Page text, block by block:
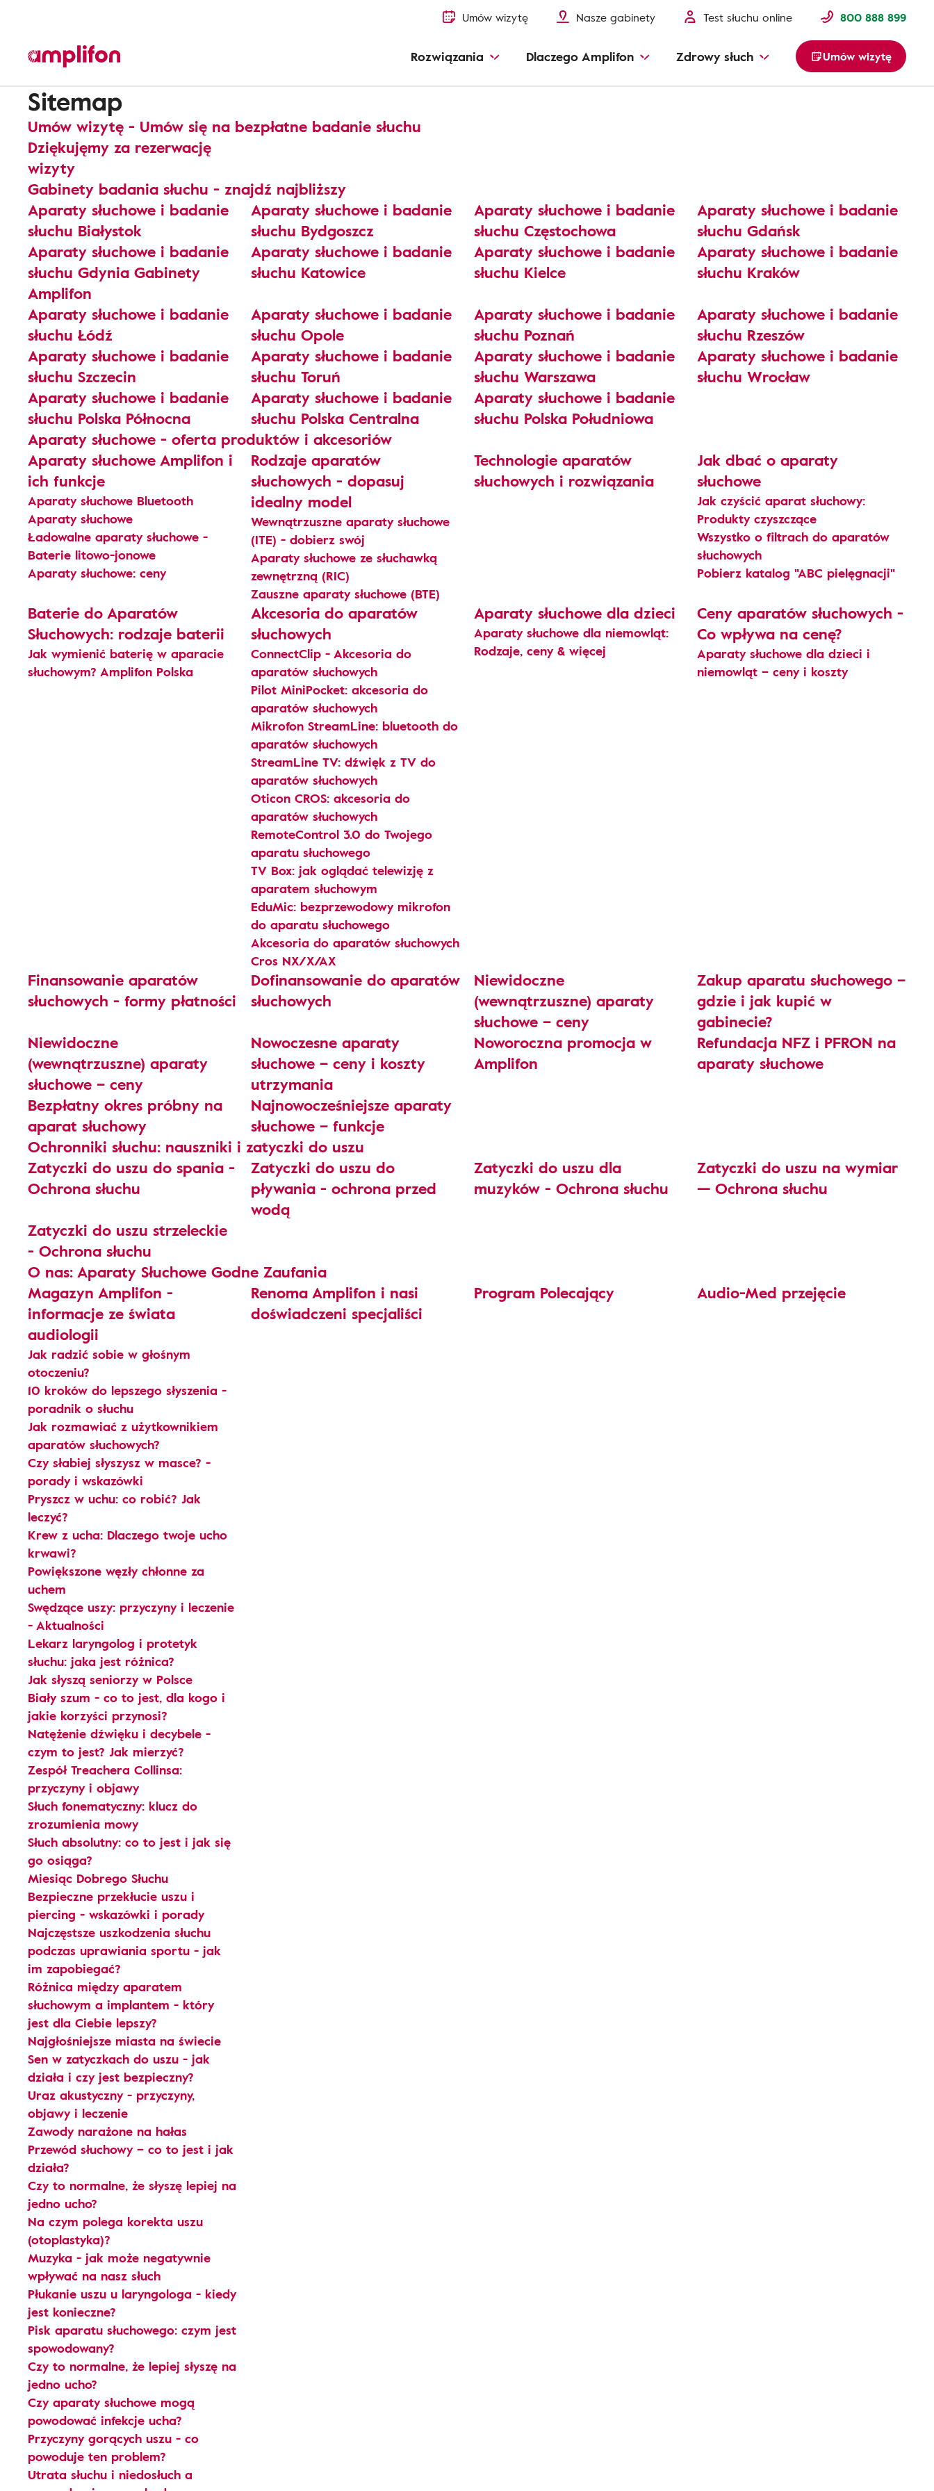
Umów wizytę Nasze gabinety Test słuchu online 800 888 899
Rozwiązania Dlaczego Amplifon Zdrowy słuch Umów wizytę
Sitemap
Umów wizytę - Umów się na bezpłatne badanie słuchu
Dziękujęmy za rezerwację
wizyty
Gabinety badania słuchu - znajdź najbliższy
Aparaty słuchowe i badanie
słuchu Białystok
Aparaty słuchowe i badanie
słuchu Bydgoszcz
Aparaty słuchowe i badanie
słuchu Częstochowa
Aparaty słuchowe i badanie
słuchu Gdańsk
Aparaty słuchowe i badanie
słuchu Gdynia Gabinety
Amplifon
Aparaty słuchowe i badanie
słuchu Katowice
Aparaty słuchowe i badanie
słuchu Kielce
Aparaty słuchowe i badanie
słuchu Kraków
Aparaty słuchowe i badanie
słuchu Łódź
Aparaty słuchowe i badanie
słuchu Opole
Aparaty słuchowe i badanie
słuchu Poznań
Aparaty słuchowe i badanie
słuchu Rzeszów
Aparaty słuchowe i badanie
słuchu Szczecin
Aparaty słuchowe i badanie
słuchu Toruń
Aparaty słuchowe i badanie
słuchu Warszawa
Aparaty słuchowe i badanie
słuchu Wrocław
Aparaty słuchowe i badanie
słuchu Polska Północna
Aparaty słuchowe i badanie
słuchu Polska Centralna
Aparaty słuchowe i badanie
słuchu Polska Południowa
Aparaty słuchowe - oferta produktów i akcesoriów
Aparaty słuchowe Amplifon i
ich funkcje
Aparaty słuchowe Bluetooth
Aparaty słuchowe
Ładowalne aparaty słuchowe -
Baterie litowo-jonowe
Aparaty słuchowe: ceny
Rodzaje aparatów
słuchowych - dopasuj
idealny model
Wewnątrzuszne aparaty słuchowe
(ITE) - dobierz swój
Aparaty słuchowe ze słuchawką
zewnętrzną (RIC)
Zauszne aparaty słuchowe (BTE)
Technologie aparatów
słuchowych i rozwiązania
Jak dbać o aparaty
słuchowe
Jak czyścić aparat słuchowy:
Produkty czyszczące
Wszystko o filtrach do aparatów
słuchowych
Pobierz katalog "ABC pielęgnacji"
Baterie do Aparatów
Słuchowych: rodzaje baterii
Jak wymienić baterię w aparacie
słuchowym? Amplifon Polska
Akcesoria do aparatów
słuchowych
ConnectClip - Akcesoria do
aparatów słuchowych
Pilot MiniPocket: akcesoria do
aparatów słuchowych
Mikrofon StreamLine: bluetooth do
aparatów słuchowych
StreamLine TV: dźwięk z TV do
aparatów słuchowych
Oticon CROS: akcesoria do
aparatów słuchowych
RemoteControl 3.0 do Twojego
aparatu słuchowego
TV Box: jak oglądać telewizję z
aparatem słuchowym
EduMic: bezprzewodowy mikrofon
do aparatu słuchowego
Akcesoria do aparatów słuchowych
Cros NX/X/AX
Aparaty słuchowe dla dzieci
Aparaty słuchowe dla niemowląt:
Rodzaje, ceny & więcej
Ceny aparatów słuchowych -
Co wpływa na cenę?
Aparaty słuchowe dla dzieci i
niemowląt – ceny i koszty
Finansowanie aparatów
słuchowych - formy płatności
Dofinansowanie do aparatów
słuchowych
Niewidoczne
(wewnątrzuszne) aparaty
słuchowe – ceny
Zakup aparatu słuchowego –
gdzie i jak kupić w
gabinecie?
Niewidoczne
(wewnątrzuszne) aparaty
słuchowe – ceny
Nowoczesne aparaty
słuchowe – ceny i koszty
utrzymania
Noworoczna promocja w
Amplifon
Refundacja NFZ i PFRON na
aparaty słuchowe
Bezpłatny okres próbny na
aparat słuchowy
Najnowocześniejsze aparaty
słuchowe – funkcje
Ochronniki słuchu: nauszniki i zatyczki do uszu
Zatyczki do uszu do spania -
Ochrona słuchu
Zatyczki do uszu do
pływania - ochrona przed
wodą
Zatyczki do uszu dla
muzyków - Ochrona słuchu
Zatyczki do uszu na wymiar
— Ochrona słuchu
Zatyczki do uszu strzeleckie
- Ochrona słuchu
O nas: Aparaty Słuchowe Godne Zaufania
Magazyn Amplifon -
informacje ze świata
audiologii
Jak radzić sobie w głośnym
otoczeniu?
10 kroków do lepszego słyszenia -
poradnik o słuchu
Jak rozmawiać z użytkownikiem
aparatów słuchowych?
Czy słabiej słyszysz w masce? -
porady i wskazówki
Pryszcz w uchu: co robić? Jak
leczyć?
Krew z ucha: Dlaczego twoje ucho
krwawi?
Powiększone węzły chłonne za
uchem
Swędzące uszy: przyczyny i leczenie
- Aktualności
Lekarz laryngolog i protetyk
słuchu: jaka jest różnica?
Jak słyszą seniorzy w Polsce
Biały szum - co to jest, dla kogo i
jakie korzyści przynosi?
Natężenie dźwięku i decybele -
czym to jest? Jak mierzyć?
Zespół Treachera Collinsa:
przyczyny i objawy
Słuch fonematyczny: klucz do
zrozumienia mowy
Słuch absolutny: co to jest i jak się
go osiąga?
Miesiąc Dobrego Słuchu
Bezpieczne przekłucie uszu i
piercing - wskazówki i porady
Najczęstsze uszkodzenia słuchu
podczas uprawiania sportu - jak
im zapobiegać?
Różnica między aparatem
słuchowym a implantem - który
jest dla Ciebie lepszy?
Najgłośniejsze miasta na świecie
Sen w zatyczkach do uszu - jak
działa i czy jest bezpieczny?
Uraz akustyczny - przyczyny,
objawy i leczenie
Zawody narażone na hałas
Przewód słuchowy – co to jest i jak
działa?
Czy to normalne, że słyszę lepiej na
jedno ucho?
Na czym polega korekta uszu
(otoplastyka)?
Muzyka - jak może negatywnie
wpływać na nasz słuch
Płukanie uszu u laryngologa - kiedy
jest konieczne?
Pisk aparatu słuchowego: czym jest
spowodowany?
Czy to normalne, że lepiej słyszę na
jedno ucho?
Czy aparaty słuchowe mogą
powodować infekcje ucha?
Przyczyny gorących uszu - co
powoduje ten problem?
Utrata słuchu i niedosłuch a
Renoma Amplifon i nasi
doświadczeni specjaliści
Program Polecający Audio-Med przejęcie